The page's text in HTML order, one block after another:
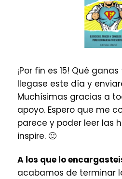
¡Por fin es 15! Qué
llegase este día y
Muchísimas gracias a
apoyo. Espero que me
parece y poder leer las
inspire. 🙂
A los que lo
acabamos de terminar